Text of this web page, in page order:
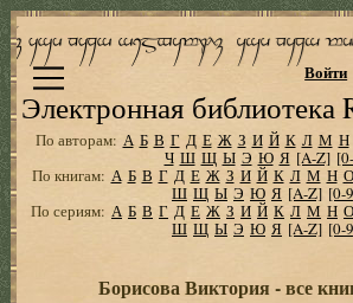
Электронная библиотека
Войти
По авторам: А Б В Г Д Е Ж З И Й К Л М Н
Ч Ш Щ Ы Э Ю Я [A-Z]
По книгам: А Б В Г Д Е Ж З И Й К Л М Н О
Ш Щ Ы Э Ю Я [A-Z] [0-
По сериям: А Б В Г Д Е Ж З И Й К Л М Н О
Ш Щ Ы Э Ю Я [A-Z] [0-
Борисова Виктория - все